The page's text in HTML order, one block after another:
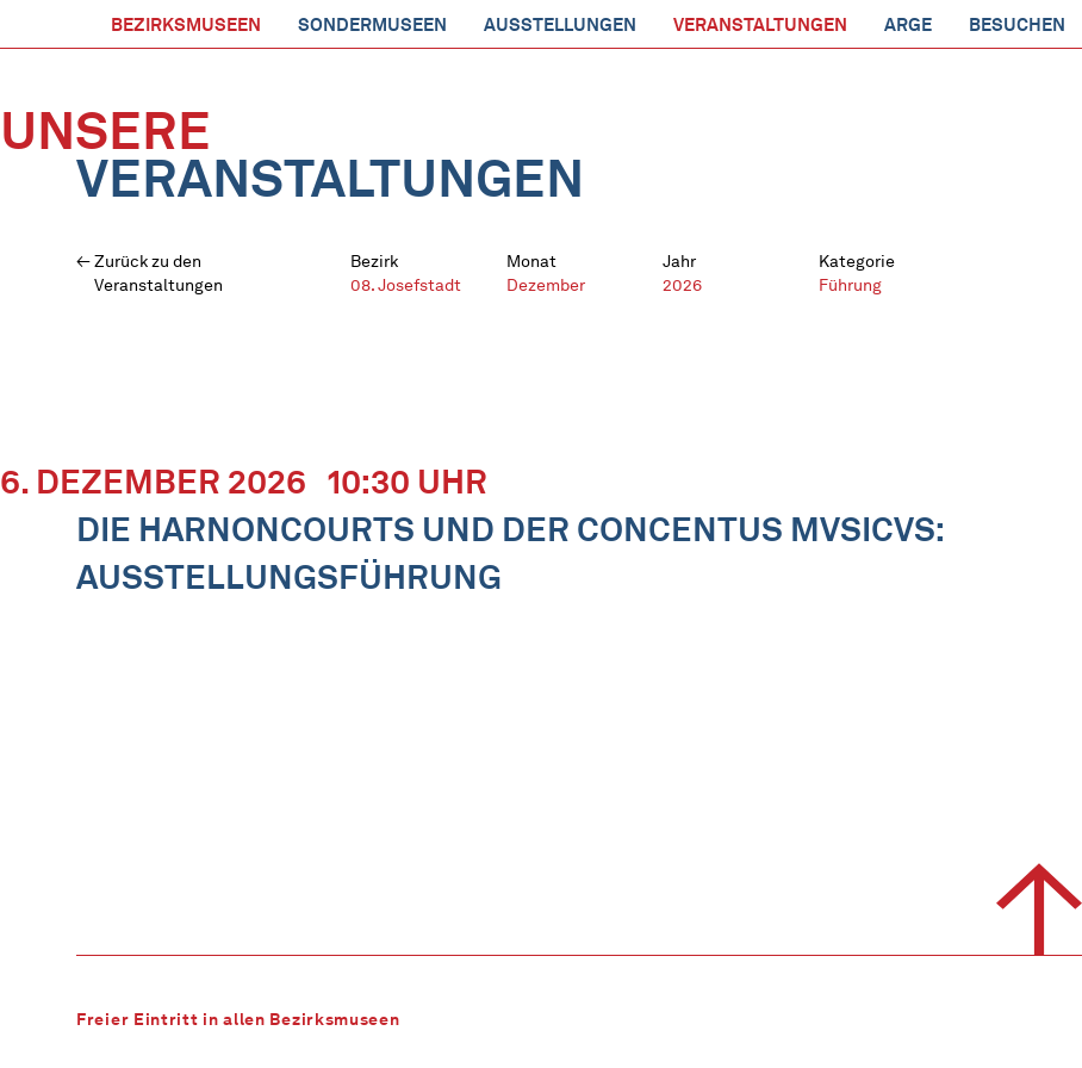
BEZIRKSMUSEEN SONDERMUSEEN AUSSTELLUNGEN VERANSTALTUNGEN ARGE BESUCHEN
UNSERE
VERANSTALTUNGEN
Zurück zu den
Veranstaltungen
Bezirk
08. Josefstadt
Monat
Dezember
Jahr
2026
Kategorie
Führung
6. DEZEMBER 2026 10:30 UHR
DIE HARNONCOURTS UND DER CONCENTUS MVSICVS:
AUSSTELLUNGSFÜHRUNG
Freier Eintritt in allen Bezirksmuseen